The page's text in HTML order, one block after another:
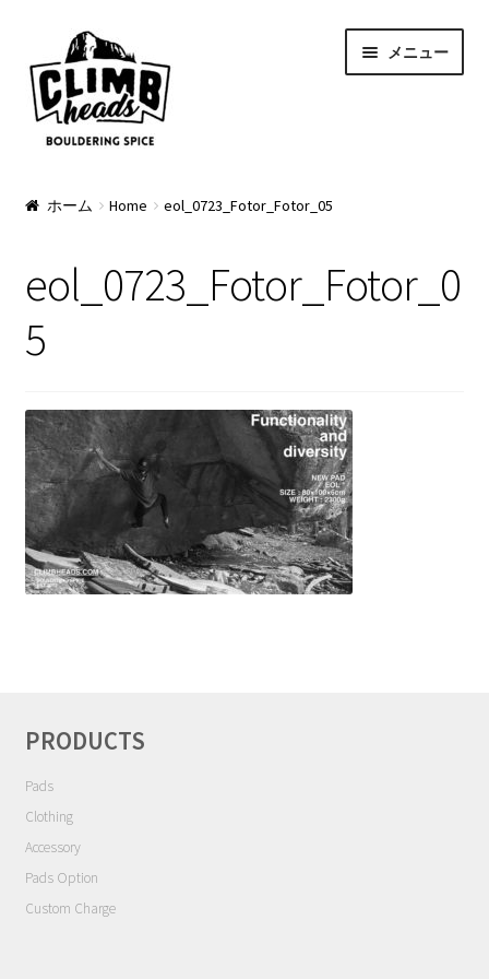
ビ
ゲ
ー
ン
キ
プ
ン
テ
ン
ス
プ
メニュー
Apparel
Pad Option
Custom Charge
NEWS
INFO
Payment
Shipping
About us
ホーム Home eol_0723_Fotor_Fotor_05
eol_0723_Fotor_Fotor_0
5
PRODUCTS
Pads
Clothing
Accessory
Pads Option
Custom Charge